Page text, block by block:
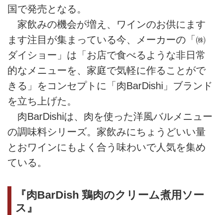
国で発売となる。
家飲みの機会が増え、ワインのお供にます
ます注目が集まっている今、メーカーの「㈱
ダイショー」は「お店で食べるような非日常
的なメニューを、家庭で気軽に作ることがで
きる」をコンセプトに「肉BarDishi」ブランド
を立ち上げた。
肉BarDishiは、肉を使った洋風バルメニュー
の調味料シリーズ。家飲みにちょうどいい量
とおワインにもよく合う味わいで人気を集め
ている。
『肉BarDish 鶏肉のクリーム煮用ソー
ス』